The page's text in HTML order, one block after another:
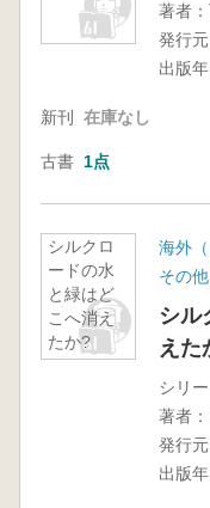
著者：
発行元
出版年
新刊 在庫なし
古書 1点
シルクロ
ードの水
と緑はど
こへ消え
たか?
海外（
その
シル
えた
シリー
著者：
発行元
出版年